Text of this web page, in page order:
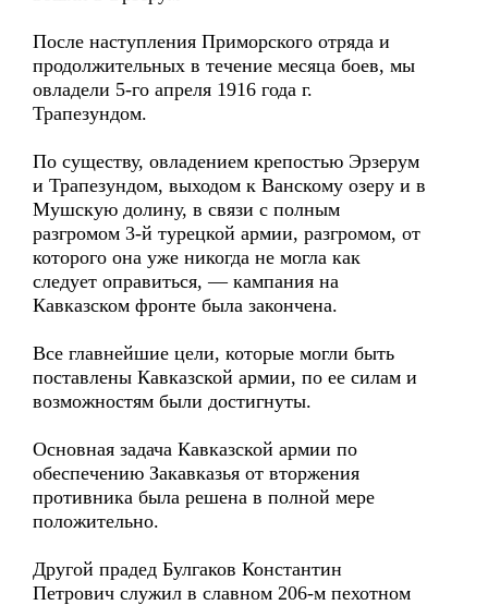
После наступления Приморского отряда и
продолжительных в течение месяца боев, мы
овладели 5-го апреля 1916 года г.
Трапезундом.
По существу, овладением крепостью Эрзерум
и Трапезундом, выходом к Ванскому озеру и в
Мушскую долину, в связи с полным
разгромом 3-й турецкой армии, разгромом, от
которого она уже никогда не могла как
следует оправиться, — кампания на
Кавказском фронте была закончена.
Все главнейшие цели, которые могли быть
поставлены Кавказской армии, по ее силам и
возможностям были достигнуты.
Основная задача Кавказской армии по
обеспечению Закавказья от вторжения
противника была решена в полной мере
положительно.
Другой прадед Булгаков Константин
Петрович служил в славном 206-м пехотном